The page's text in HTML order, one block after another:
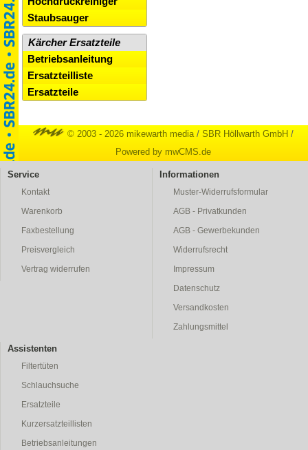
Staubsauger
Kärcher Ersatzteile
Betriebsanleitung
Ersatzteilliste
Ersatzteile
© 2003 - 2026 mikewarth media/ SBR Höllwarth GmbH /
Powered by mwCMS.de
Service
Kontakt
Warenkorb
Faxbestellung
Preisvergleich
Vertrag widerrufen
Informationen
Muster-Widerrufsformular
AGB - Privatkunden
AGB - Gewerbekunden
Widerrufsrecht
Impressum
Datenschutz
Versandkosten
Zahlungsmittel
Assistenten
Filtertüten
Schlauchsuche
Ersatzteile
Kurzersatzteillisten
Betriebsanleitungen